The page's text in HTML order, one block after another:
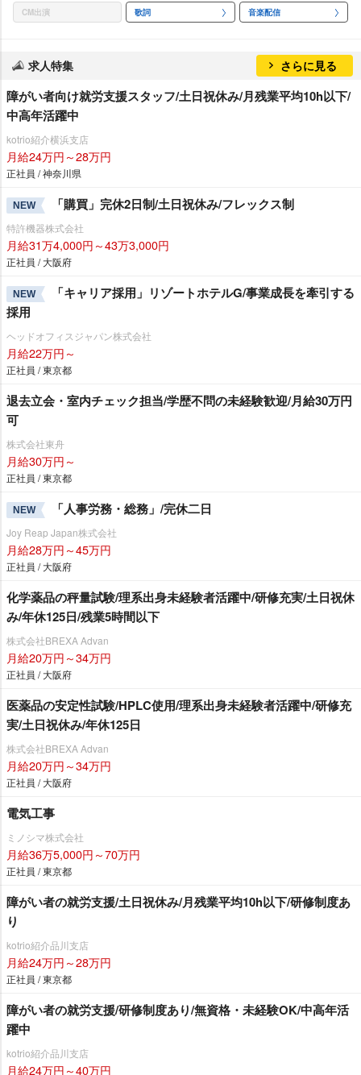
CM出演 歌詞 音楽配信
求人特集 さらに見る
障がい者向け就労支援スタッフ/土日祝休み/月残業平均10h以下/
中高年活躍中
kotrio紹介横浜支店
月給24万円～28万円
正社員 / 神奈川県
NEW 「購買」完休2日制/土日祝休み/フレックス制
特許機器株式会社
月給31万4,000円～43万3,000円
正社員 / 大阪府
NEW
「キャリア採用」リゾートホテルG/事業成長を牽引する
採用
ヘッドオフィスジャパン株式会社
月給22万円～
正社員 / 東京都
退去立会・室内チェック担当/学歴不問の未経験歓迎/月給30万円
可
株式会社東舟
月給30万円～
正社員 / 東京都
NEW 「人事労務・総務」/完休二日
Joy Reap Japan株式会社
月給28万円～45万円
正社員 / 大阪府
化学薬品の秤量試験/理系出身未経験者活躍中/研修充実/土日祝休
み/年休125日/残業5時間以下
株式会社BREXA Advan
月給20万円～34万円
正社員 / 大阪府
医薬品の安定性試験/HPLC使用/理系出身未経験者活躍中/研修充
実/土日祝休み/年休125日
株式会社BREXA Advan
月給20万円～34万円
正社員 / 大阪府
電気工事
ミノシマ株式会社
月給36万5,000円～70万円
正社員 / 東京都
障がい者の就労支援/土日祝休み/月残業平均10h以下/研修制度あ
り
kotrio紹介品川支店
月給24万円～28万円
正社員 / 東京都
障がい者の就労支援/研修制度あり/無資格・未経験OK/中高年活
躍中
kotrio紹介品川支店
月給24万円～40万円